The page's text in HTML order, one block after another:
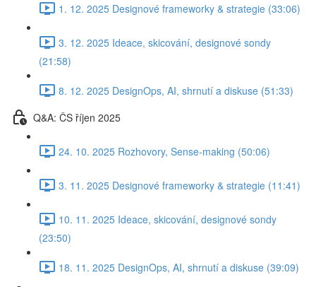
1. 12. 2025 Designové frameworky & strategie (33:06)
3. 12. 2025 Ideace, skicování, designové sondy
(21:58)
8. 12. 2025 DesignOps, AI, shrnutí a diskuse (51:33)
Q&A: ČS říjen 2025
24. 10. 2025 Rozhovory, Sense-making (50:06)
3. 11. 2025 Designové frameworky & strategie (11:41)
10. 11. 2025 Ideace, skicování, designové sondy
(23:50)
18. 11. 2025 DesignOps, AI, shrnutí a diskuse (39:09)